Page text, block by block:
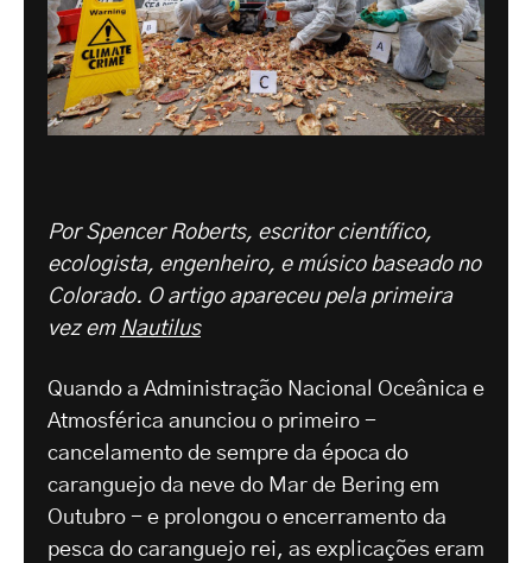
Por Spencer Roberts, escritor científico,
ecologista, engenheiro, e músico baseado no
Colorado. O artigo apareceu pela primeira
vez em Nautilus
Quando a Administração Nacional Oceânica e
Atmosférica anunciou o primeiro -
cancelamento de sempre da época do
caranguejo da neve do Mar de Bering em
Outubro - e prolongou o encerramento da
pesca do caranguejo rei, as explicações eram